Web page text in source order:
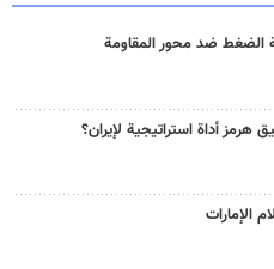
الضغط ضد محور المقاومة
أداة استراتيجية لإيران؟
الإمارات